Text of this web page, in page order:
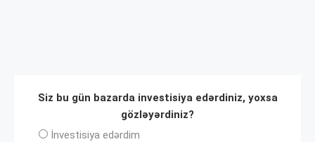
Siz bu gün bazarda investisiya edərdiniz, yoxsa
gözləyərdiniz?
İnvеstisiya edərdim